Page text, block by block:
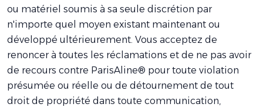
ou matériel soumis à sa seule discrétion par
n'importe quel moyen existant maintenant ou
développé ultérieurement. Vous acceptez de
renoncer à toutes les réclamations et de ne pas avoir
de recours contre ParisAline® pour toute violation
présumée ou réelle ou de détournement de tout
droit de propriété dans toute communication,